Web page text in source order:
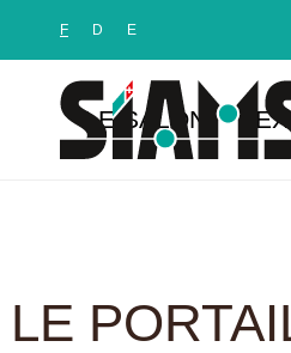
F D E
LE SALON
LE